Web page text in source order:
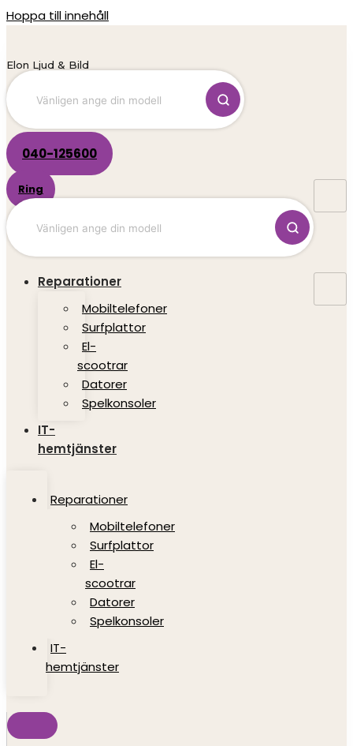
Hoppa till innehåll
Elon Ljud & Bild
040-125600
Ring
Reparationer
Mobiltelefoner
Surfplattor
El-
scootrar
Datorer
Spelkonsoler
IT-
hemtjänster
Reparationer
Mobiltelefoner
Surfplattor
El-
scootrar
Datorer
Spelkonsoler
IT-
hemtjänster